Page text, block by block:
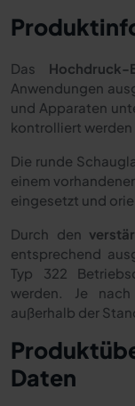
Das
Anwendungen
und Apparaten
kontrolliert werden
Die runde
einem
eingesetzt und
Durch den
entsprechend
Typ 322
werden. Je
außerhalb der
Daten